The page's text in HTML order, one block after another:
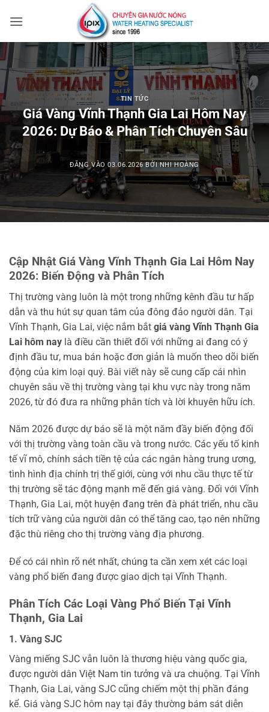
qua
dung
TIN TỨC
Giá Vàng Vĩnh Thạnh Gia Lai Hôm Nay
2026: Dự Báo & Phân Tích Chuyên Sâu
ĐĂNG VÀO03.06.2026 BỞI NHI HOÀNG
Cập Nhật Giá Vàng Vĩnh Thạnh Gia Lai Hôm Nay
2026: Biến Động và Phân Tích
Thị trường vàng luôn là một trong những kênh đầu tư hấp
dẫn và thu hút sự quan tâm của đông đảo người dân. Tại
Vĩnh Thạnh, Gia Lai, việc nắm bắt giá vàng Vĩnh Thạnh Gia
Lai hôm nay là điều cần thiết đối với những ai đang có ý
định đầu tư, mua bán hoặc đơn giản là muốn theo dõi biến
động của kim loại quý. Bài viết này sẽ cung cấp cái nhìn
chuyên sâu về thị trường vàng tại khu vực này trong năm
2026, từ đó đưa ra những phân tích và lời khuyên hữu ích.
Năm 2026 được dự báo sẽ là một năm đầy biến động đối
với thị trường vàng toàn cầu và trong nước. Các yếu tố kinh
tế vĩ mô, chính sách tiền tệ của các ngân hàng trung ương,
tình hình địa chính trị thế giới, cùng với nhu cầu thực tế từ
thị trường sẽ tác động mạnh mẽ đến giá vàng. Đối với Vĩnh
Thạnh, Gia Lai, một huyện đang trên đà phát triển, nhu cầu
tích trữ vàng của người dân có thể tăng cao, tạo nên những
đặc thù riêng cho thị trường vàng địa phương.
Để có cái nhìn rõ nét nhất, chúng ta cần xem xét các loại
vàng phổ biến đang được giao dịch tại Vĩnh Thạnh.
Phân Tích Các Loại Vàng Phổ Biến Tại Vĩnh
Thạnh, Gia Lai
1. Vàng SJC
Vàng miếng SJC vẫn luôn là thương hiệu vàng quốc gia,
được người dân Việt Nam tin tưởng và ưa chuộng. Tại Vĩnh
Thạnh, Gia Lai, vàng SJC cũng chiếm một thị phần đáng
kể. Giá vàng SJC hôm nay tại đây thường bám sát diễn